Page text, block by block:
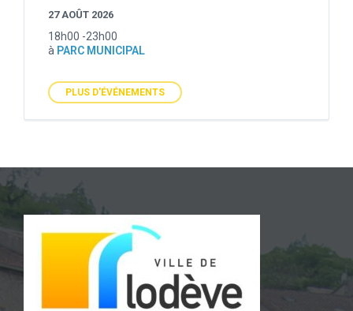
27 AOÛT 2026
18h00 -23h00
à PARC MUNICIPAL
PLUS D'ÉVÉNEMENTS